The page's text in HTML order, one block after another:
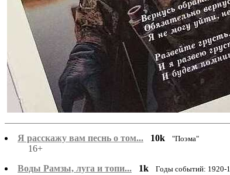
Я расскажу вам песнь о том... 10k "Поэма"
16+
Воды Рамзы, луга и топи...
1k Годы событий: 1920-